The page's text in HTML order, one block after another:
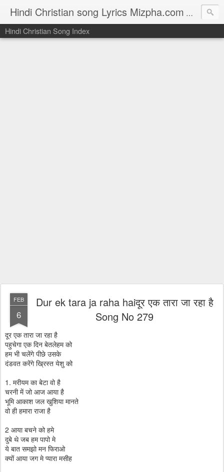
Hindi Christian song Lyrics Mizpha.com Hindi
Hindi Christian Song Index
FEB
6
Dur ek tara ja raha haiदूर एक तारा जा रहा है
Song No 279
दूर एक तारा जा रहा है
पहुचेगा एक दिन बेतलेहम को
हम भी चलेंगे पीछे उसके
दंडवत करेंगे ख्रिस्त येशु को
1. मरीयम का बेटा वो है
चरनी में जो आज आया है
भूमि आकाश जल खुशिया मानते
वो ही हमारा राजा है
2 आया बचने को हमे
दुबे थे जब हम पापो मे
ये बात समझो मन फिराओ
क्यों आया जग मे प्यारा मसीह